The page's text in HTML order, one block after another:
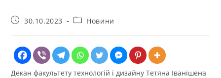
Запис30.10.2023
Категорія
Новини
Декан факультету технологій і дизайну Тетяна Іванішена